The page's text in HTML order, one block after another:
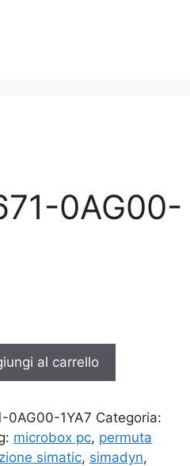
0AG00-
al carrello
0AG00-1YA7 Categoria:
microbox pc, permuta
simatic, simadyn,